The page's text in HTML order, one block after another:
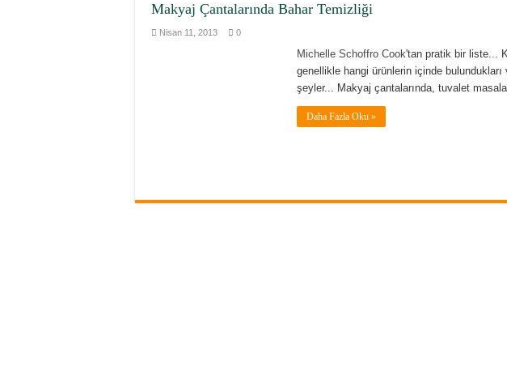
Makyaj Çantalarında Bahar Temizliği
Nisan 11, 2013 0
Michelle Schoffro Cook'tan pratik bir liste...
genellikle hangi ürünlerin içinde
şeyler... Makyaj çantalarında, tuvalet
Daha Fazla Oku »